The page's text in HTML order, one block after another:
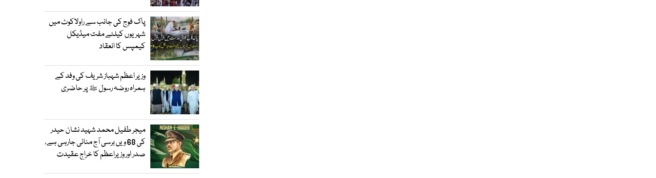
پاک فوج کی جانب سے راولاکوٹ میں
شہریوں کیلئے مفت میڈیکل
کیمپس کا انعقاد
وزیر اعظم شہباز شریف کی وفد کے
ہمراہ روضہ رسول ﷺ پر حاضری
میجر طفیل محمد شہید نشان حیدر
کی 68 ویں برسی آج منائی جارہی ہے،
صدر اور وزیراعظم کا خراج عقیدت